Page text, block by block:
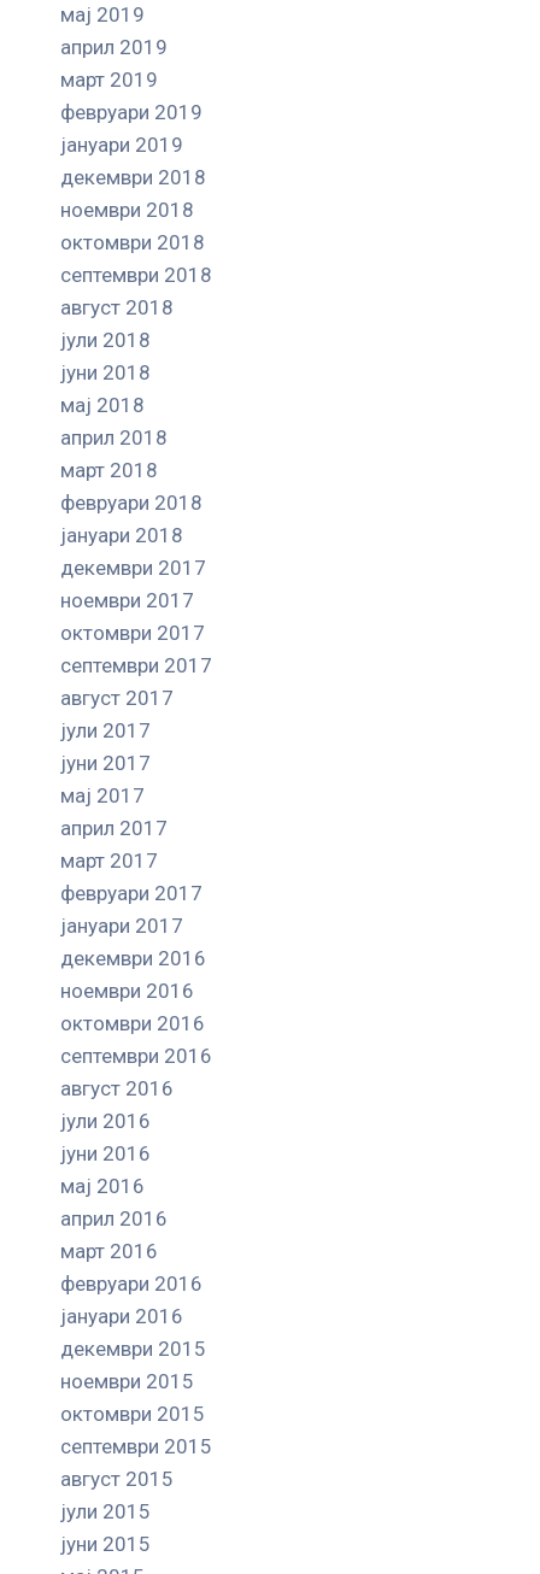
мај 2019
април 2019
март 2019
февруари 2019
јануари 2019
декември 2018
ноември 2018
октомври 2018
септември 2018
август 2018
јули 2018
јуни 2018
мај 2018
април 2018
март 2018
февруари 2018
јануари 2018
декември 2017
ноември 2017
октомври 2017
септември 2017
август 2017
јули 2017
јуни 2017
мај 2017
април 2017
март 2017
февруари 2017
јануари 2017
декември 2016
ноември 2016
октомври 2016
септември 2016
август 2016
јули 2016
јуни 2016
мај 2016
април 2016
март 2016
февруари 2016
јануари 2016
декември 2015
ноември 2015
октомври 2015
септември 2015
август 2015
јули 2015
јуни 2015